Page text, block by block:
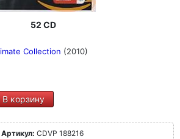
52 CD
Collection (2010)
В корзину
Артикул: CDVP 188216